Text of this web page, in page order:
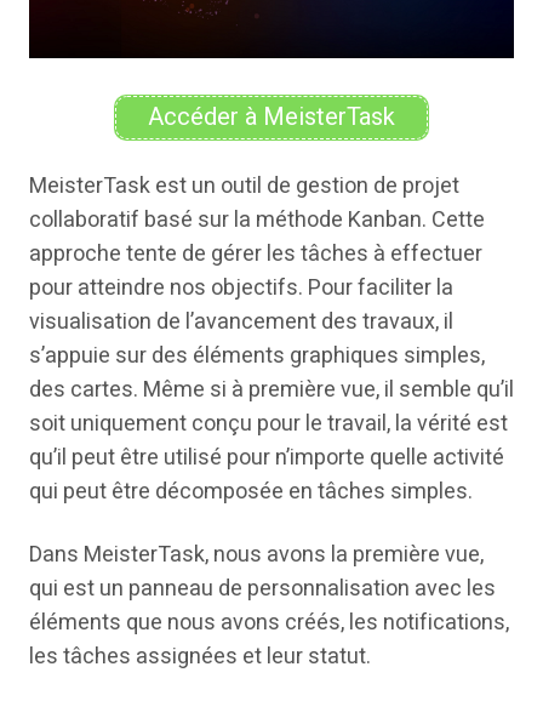
Accéder à MeisterTask
MeisterTask est un outil de gestion de projet
collaboratif basé sur la méthode Kanban. Cette
approche tente de gérer les tâches à effectuer
pour atteindre nos objectifs. Pour faciliter la
visualisation de l’avancement des travaux, il
s’appuie sur des éléments graphiques simples,
des cartes. Même si à première vue, il semble qu’il
soit uniquement conçu pour le travail, la vérité est
qu’il peut être utilisé pour n’importe quelle activité
qui peut être décomposée en tâches simples.
Dans MeisterTask, nous avons la première vue,
qui est un panneau de personnalisation avec les
éléments que nous avons créés, les notifications,
les tâches assignées et leur statut.